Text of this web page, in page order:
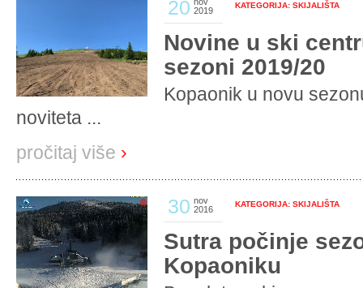
20 2019
KATEGORIJA: SKIJALIŠTA
Novine u ski
sezoni 2019/20
Kopaonik u novu
noviteta ...
pročitaj više ›
30 nov
2016
KATEGORIJA: SKIJALIŠTA
Sutra počinje
Kopaoniku